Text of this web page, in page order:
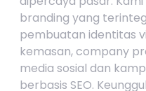
branding yang
pembuatan identitas
kemasan, company
media sosial dan
berbasis SEO.